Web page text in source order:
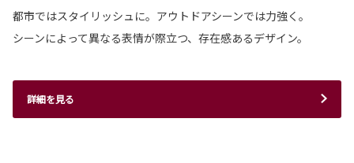
都市ではスタイリッシュに。アウトドアシーンでは力強く。
シーンによって異なる表情が際立つ、存在感あるデザイン。
詳細を見る